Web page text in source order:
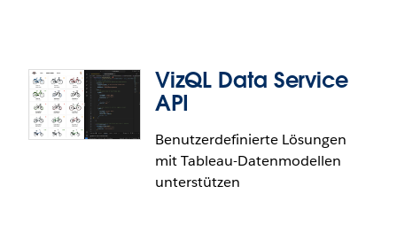
Benutzerdefinierte Designs
VizQL Data Service
API
Benutzerdefinierte Lösungen
mit Tableau-Datenmodellen
unterstützen